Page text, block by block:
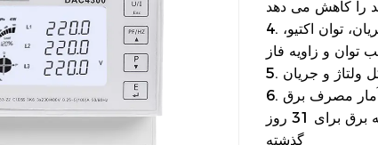
4. اندازه گیری پارامتر چند منظوره برای ولتاژ، جریان، توان اکتیو،
توان و زاویه فاز
ولتاژ و جریان
6. پشتیبانی از اندازه گیری انرژی دو طرفه، ارائه آمار مصرف برق
ماهانه برای 12 ماه گذشته، و آمار مصرف روزانه برق برای 31 روز
گذشته